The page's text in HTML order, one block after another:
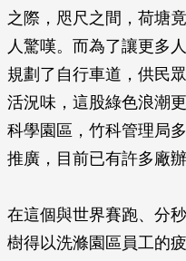
之際，咫尺之間，荷塘
人驚嘆。而為了讓更多
規劃了自行車道，供民
活況味，這股綠色浪潮
科學園區，竹科管理局
推廣，目前已有許多廠
在這個與世界賽跑、分
樹得以洗滌園區員工的